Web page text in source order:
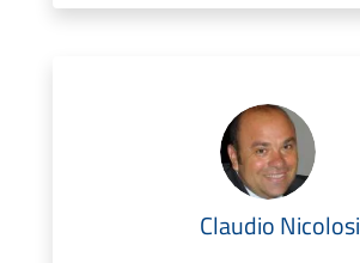
Claudio Nicolosi